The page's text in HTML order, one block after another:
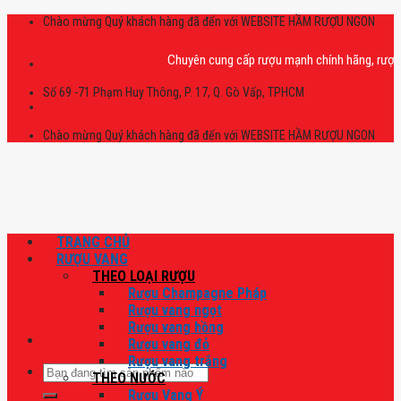
Skip
Chào mừng Quý khách hàng đã đến với WEBSITE HẦM RƯỢU NGON
Chuyên cung cấp rượu mạnh chính hãng, rượu
Số 69 -71 Phạm Huy Thông, P. 17, Q. Gò Vấp, TPHCM
Chào mừng Quý khách hàng đã đến với WEBSITE HẦM RƯỢU NGON
Tìm
kiếm:
TRANG CHỦ
RƯỢU VANG
THEO LOẠI RƯỢU
Rượu Champagne Pháp
Rượu vang ngọt
Rượu vang hồng
Rượu vang đỏ
Rượu vang trắng
THEO NƯỚC
Rượu Vang Ý